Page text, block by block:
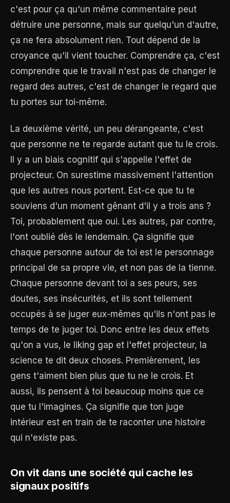
c'est pour ça qu'un même commentaire peut
détruire une personne, mais sur quelqu'un d'autre,
ça ne fera absolument rien. Tout dépend de la
croyance qu'il vient toucher. Comprendre ça, c'est
comprendre que le travail n'est pas de changer le
regard des autres, c'est de changer le regard que
tu portes sur toi-même.
La deuxième vérité, un peu dérangeante, c'est
que personne ne te regarde autant que tu le crois.
Il y a un biais cognitif qui s'appelle l'effet de
projecteur. On surestime massivement l'attention
que les autres nous portent. Est-ce que tu te
souviens d'un moment gênant d'il y a trois ans ?
Toi, probablement que oui. Les autres, par contre,
l'ont oublié dès le lendemain. Ça signifie que
chaque personne autour de toi est le personnage
principal de sa propre vie, et non pas de la tienne.
Chaque personne devant toi a ses peurs, ses
doutes, ses insécurités, et ils sont tellement
occupés à se juger eux-mêmes qu'ils n'ont pas le
temps de te juger toi. Donc entre les deux effets
qu'on a vus, le liking gap et l'effet projecteur, la
science te dit deux choses. Premièrement, les
gens t'aiment bien plus que tu ne le crois. Et
aussi, ils pensent à toi beaucoup moins que ce
que tu l'imagines. Ça signifie que ton juge
intérieur est en train de te raconter une histoire
qui n'existe pas.
On vit dans une société qui cache les
signaux positifs